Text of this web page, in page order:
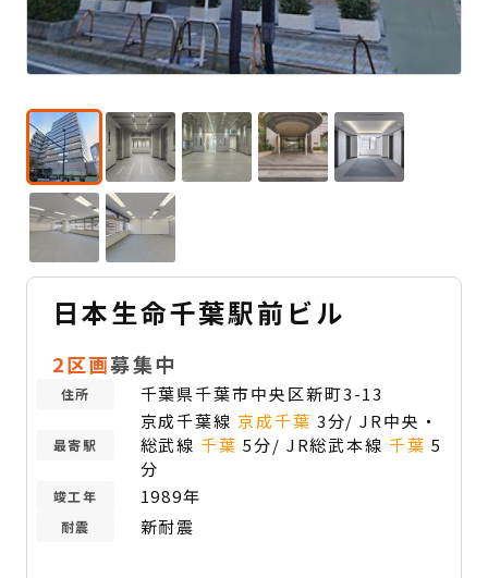
日本生命千葉駅前ビル
2区画募集中
住所 千葉県千葉市中央区新町3-13
最寄駅
京成千葉線 京成千葉 3分/ JR中央・
総武線千葉 5分/ JR総武本線千葉 5
分
竣工年 1989年
耐震 新耐震